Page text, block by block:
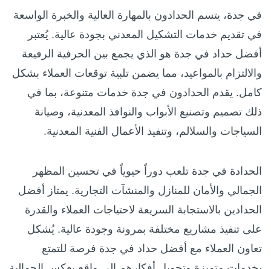
في جدة، يتسم الحدادون بالمهارة العالية والخبرة الواسعة
في تقديم خدمات التشكيل المعدني بجودة عالية. يُعتبر
أفضل حداد في جدة هو الذي يجمع بين الحرفية الرفيعة
والالتزام بالمواعيد، مما يضمن تلبية توقعات العملاء بشكل
كامل. يقدم الحدادون في جدة خدمات متنوعة، بما في
ذلك تصميم وتصنيع الأبواب والنوافذ المعدنية، وصيانة
السياجات والسلالم، وتنفيذ الأعمال الفنية المعدنية.
الحدادة في جدة تلعب دوراً حيوياً في تحسين المظهر
الجمالي والأمان للمنازل والمنشآت التجارية. يمتاز أفضل
الحدادين بالاستجابة السريعة لاحتياجات العملاء والقدرة
على تنفيذ مشاريع مختلفة بمرونة وجودة عالية. يُشكل
تعاون العملاء مع أفضل حداد في جدة فرصة للتمتع